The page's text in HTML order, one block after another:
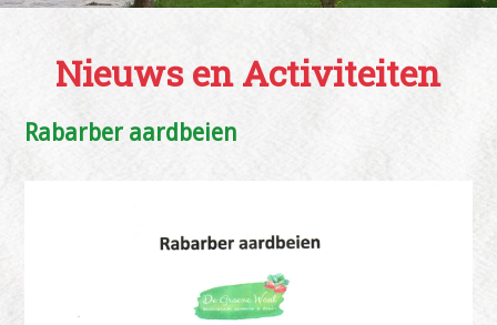
Nieuws en Activiteiten
Rabarber aardbeien